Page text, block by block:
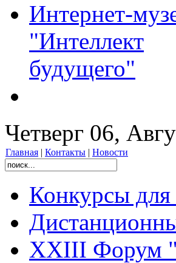
Интернет-
"Интеллект
будущего"
Четверг 06,
Главная | Контакты | Новости
Конкурсы для
XXIII Форум